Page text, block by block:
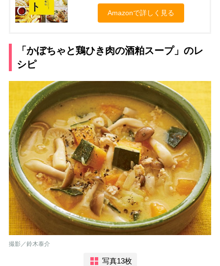
Amazonで詳しく見る
「かぼちゃと鶏ひき肉の酒粕スープ」のレ
シピ
撮影／鈴木泰介
写真13枚